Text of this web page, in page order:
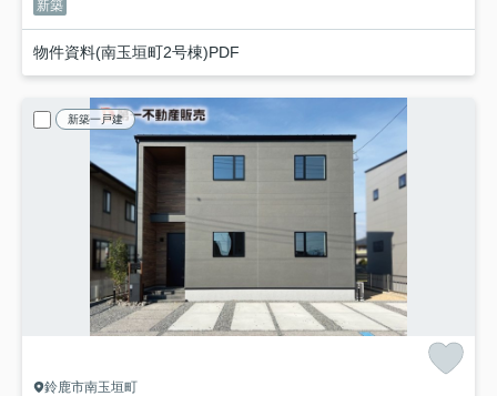
新築
物件資料(南玉垣町2号棟)PDF
新築一戸建
鈴鹿市南玉垣町